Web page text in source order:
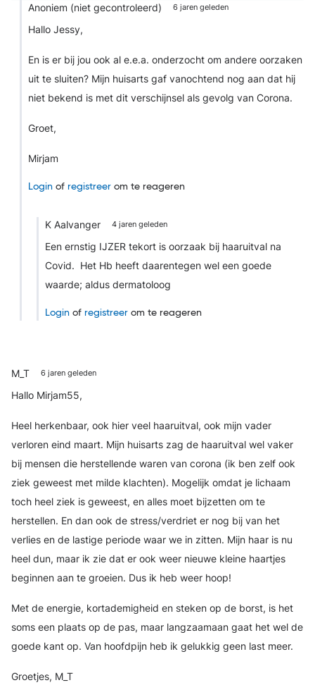
Anoniem (niet gecontroleerd) 6 jaren geleden
Hallo Jessy,
En is er bij jou ook al e.e.a. onderzocht om andere oorzaken
uit te sluiten? Mijn huisarts gaf vanochtend nog aan dat hij
niet bekend is met dit verschijnsel als gevolg van Corona.
Groet,
Mirjam
Login of registreer om te reageren
K Aalvanger 4 jaren geleden
Een ernstig IJZER tekort is oorzaak bij haaruitval na
Covid. Het Hb heeft daarentegen wel een goede
waarde; aldus dermatoloog
Login of registreer om te reageren
M_T 6 jaren geleden
Hallo Mirjam55,
Heel herkenbaar, ook hier veel haaruitval, ook mijn vader
verloren eind maart. Mijn huisarts zag de haaruitval wel vaker
bij mensen die herstellende waren van corona (ik ben zelf ook
ziek geweest met milde klachten). Mogelijk omdat je lichaam
toch heel ziek is geweest, en alles moet bijzetten om te
herstellen. En dan ook de stress/verdriet er nog bij van het
verlies en de lastige periode waar we in zitten. Mijn haar is nu
heel dun, maar ik zie dat er ook weer nieuwe kleine haartjes
beginnen aan te groeien. Dus ik heb weer hoop!
Met de energie, kortademigheid en steken op de borst, is het
soms een plaats op de pas, maar langzaamaan gaat het wel de
goede kant op. Van hoofdpijn heb ik gelukkig geen last meer.
Groetjes, M_T